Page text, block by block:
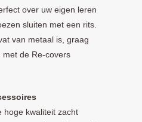
over uw eigen leren
sluiten met een rits.
van metaal is, graag
met de Re-covers
hoge kwaliteit zacht